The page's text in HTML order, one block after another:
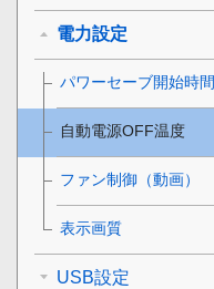
電力設定
パワーセーブ開始時間
自動電源OFF温度
ファン制御 （動画）
表示画質
USB設定